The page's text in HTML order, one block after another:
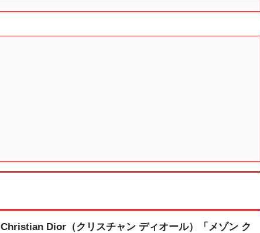
Christian Dior（クリスチャン ディオール）「メゾン ク